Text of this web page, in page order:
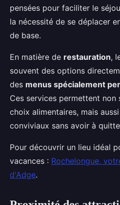
pensées pour faciliter le
la nécessité de se déplacer
de base.
En matière de restauration,
souvent des options
des menus spécialement
Ces services permettent non
choix alimentaires, mais
conviviaux sans avoir à
Pour découvrir un lieu idéal
vacances : Rochelongue,
d'Adge.